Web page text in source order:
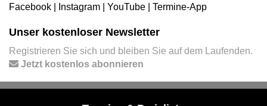
Facebook
Instagram YouTube Termine-App
Unser kostenloser Newsletter
Registrieren Sie sich und bleiben Sie auf dem Laufenden.
Jetzt kostenlos abonnieren